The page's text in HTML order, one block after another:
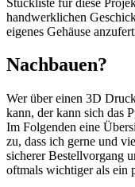
handwerklichen
eigenes Gehäuse
Nachbauen?
Wer über einen 3D
kann, der kann sich das
Im Folgenden eine
zu, dass ich gerne und
sicherer Bestellvorgang
oftmals wichtiger als ein